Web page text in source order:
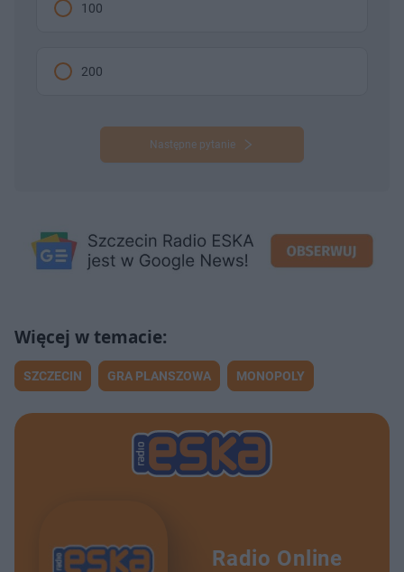
100
200
Następne pytanie
SZCZECIN GRA PLANSZOWA MONOPOLY
Radio Online